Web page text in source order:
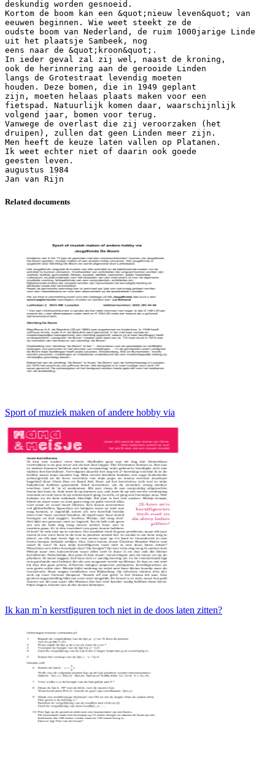
deskundig worden gesnoeid.
Kortom de boom kan een &quot;nieuw leven&quot; van
eeuwen beginnen. Wie weet steekt ze de
oudste boom van Nederland, de ruim 1000jarige Linde
uit het plaatsje Sambeek, nog
eens naar de &quot;kroon&quot;.
In ieder geval zal zij wel, naast de kroning,
ook de herinnering aan de gerooide Linden
langs de Grotestraat levendig moeten
houden. Deze bomen, die in 1949 geplant
zijn, moeten helaas plaats maken voor een
fietspad. Natuurlijk komen daar, waarschijnlijk
volgend jaar, bomen voor terug.
Vanwege de overlast die zij veroorzaken (het
druipen), zullen dat geen Linden meer zijn.
Men heeft de keuze laten vallen op Platanen.
Ik weet echter niet of daarin ook goede
geesten leven.
augustus 1984
Related documents
Sport of muziek maken of andere hobby via
Ik kan m`n kerstfiguren toch niet in de doos laten zitten?